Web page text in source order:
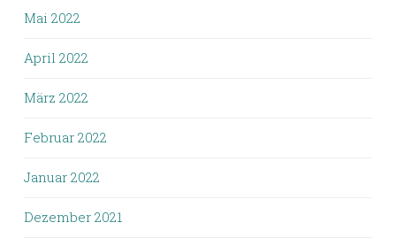
Mai 2022
April 2022
März 2022
Februar 2022
Januar 2022
Dezember 2021